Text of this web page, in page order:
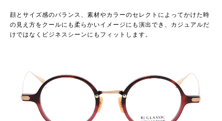
顔とサイズ感のバランス、素材やカラーのセレクトによってかけた時
の見え方をクールにも柔らかいイメージにも演出でき、カジュアルだ
けではなくビジネスシーンにもフィットします。